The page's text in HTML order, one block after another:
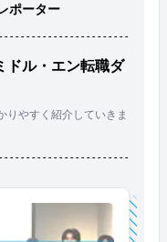
ポーター
ドル・エン転職ダ
りやすく紹介していきま